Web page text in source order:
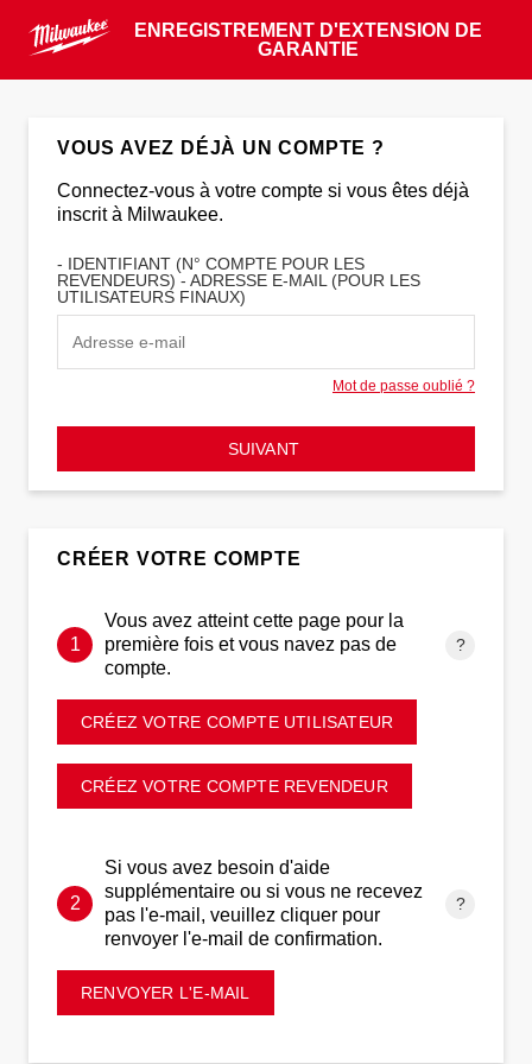
ENREGISTREMENT D'EXTENSION DE
GARANTIE
VOUS AVEZ DÉJÀ UN COMPTE ?
Connectez-vous à votre compte si vous êtes déjà
inscrit à Milwaukee.
- IDENTIFIANT (N° COMPTE POUR LES
REVENDEURS) - ADRESSE E-MAIL (POUR LES
UTILISATEURS FINAUX)
Mot de passe oublié ?
SUIVANT
CRÉER VOTRE COMPTE
Vous avez atteint cette page pour la
première fois et vous navez pas de
compte.
CRÉEZ VOTRE COMPTE UTILISATEUR
CRÉEZ VOTRE COMPTE REVENDEUR
Si vous avez besoin d'aide
supplémentaire ou si vous ne recevez
pas l'e-mail, veuillez cliquer pour
renvoyer l'e-mail de confirmation.
RENVOYER L'E-MAIL